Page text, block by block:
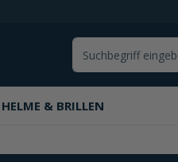
HELME & BRILLEN